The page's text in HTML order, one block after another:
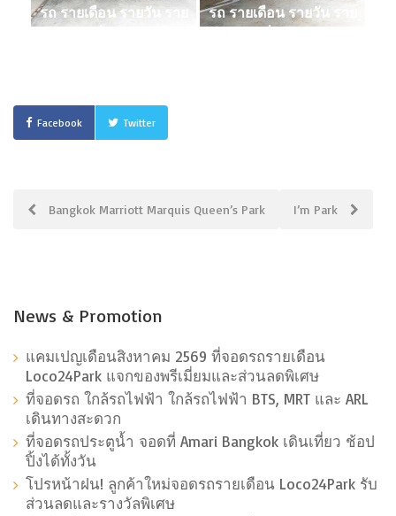
รถ รายเดือน รายวัน ราย
รถ รายเดือน รายวัน ราย
Facebook Twitter
PostBangkok Marriott Marquis Queen’s Park I’m Park
News & Promotion
แคมเปญเดือนสิงหาคม 2569 ที่จอดรถรายเดือน
Loco24Park แจกของพรีเมี่ยมและส่วนลดพิเศษ
ที่จอดรถ ใกล้รถไฟฟ้า ใกล้รถไฟฟ้า BTS, MRT และ ARL
เดินทางสะดวก
ที่จอดรถประตูน้ำ จอดที่ Amari Bangkok เดินเที่ยว ช้อป
ปิ้งได้ทั้งวัน
โปรหน้าฝน! ลูกค้าใหม่จอดรถรายเดือน Loco24Park รับ
ส่วนลดและรางวัลพิเศษ